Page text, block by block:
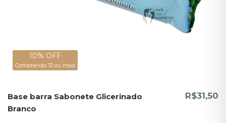
10% OFF
Comprando 12 ou mais
Base barra Sabonete Glicerinado
Branco
R$31,50